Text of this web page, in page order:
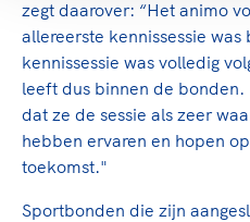
zegt daarover: “Het animo
allereerste kennissessie
kennissessie was volledig
leeft dus binnen de bonden.
dat ze de sessie als zeer
hebben ervaren en hopen
toekomst."
Sportbonden die zijn